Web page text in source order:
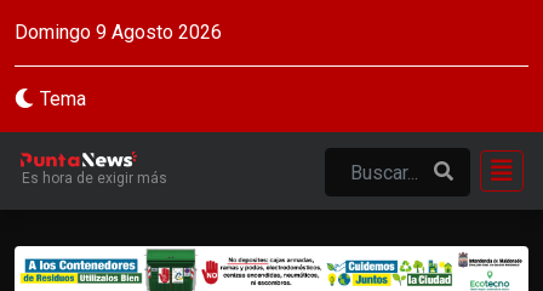
Domingo 9 Agosto 2026
Tema
Es hora de exigir más